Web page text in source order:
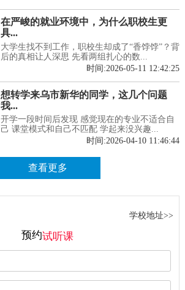
在严峻的就业环境中，为什么职校生更
具...
大学生找不到工作，职校生却成了“香饽饽”？背
后的真相让人深思 先看两组扎心的数...
时间:2026-05-11 12:42:25
想转学来乌市新华的同学，这几个问题
我...
开学一段时间后发现 感觉现在的专业不适合自
己 课堂模式和自己不匹配 学起来没兴趣...
时间:2026-04-10 11:46:44
查看更多
学校地址>>
预约试听课